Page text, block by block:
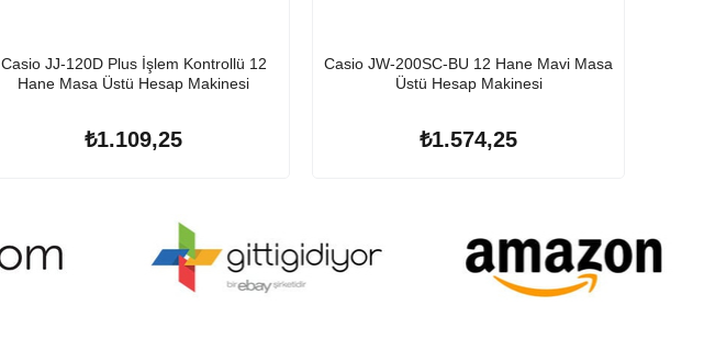
Casio JJ-120D Plus İşlem Kontrollü 12
Hane Masa Üstü Hesap Makinesi
₺1.109,25
Casio JW-200SC-BU 12 Hane Mavi Masa
Üstü Hesap Makinesi
₺1.574,25